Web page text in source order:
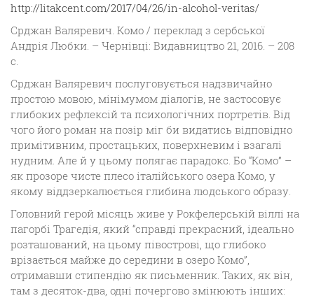
http://litakcent.com/2017/04/26/in-alcohol-veritas/
Срджан Валяревич. Комо / переклад з сербської
Андрія Любки. – Чернівці: Видавництво 21, 2016. – 208
с.
Срджан Валяревич послуговується надзвичайно
простою мовою, мінімумом діалогів, не застосовує
глибоких рефлексій та психологічних портретів. Від
чого його роман на позір міг би видатись відповідно
примітивним, простацьких, поверхневим і взагалі
нудним. Але й у цьому полягає парадокс. Бо “Комо” –
як прозоре чисте плесо італійського озера Комо, у
якому віддзеркалюється глибина людського образу.
Головний герой місяць живе у Рокфелерській віллі на
пагорбі Трагедія, який “справді прекрасний, ідеально
розташований, на цьому півострові, що глибоко
врізається майже до середини в озеро Комо”,
отримавши стипендію як письменник. Таких, як він,
там з десяток-два, одні почергово змінюють інших: